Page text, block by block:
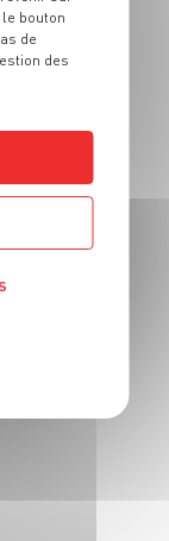
bouton
de
des